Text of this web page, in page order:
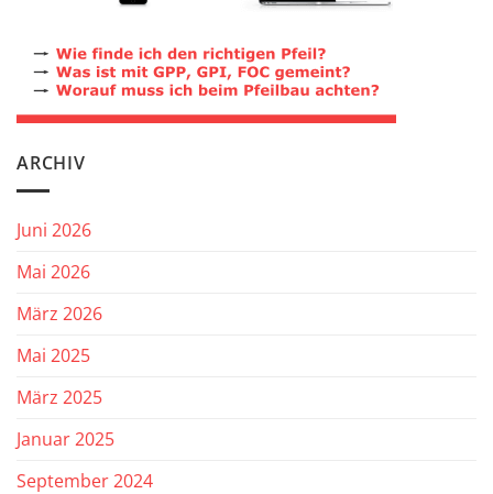
ARCHIV
Juni 2026
Mai 2026
März 2026
Mai 2025
März 2025
Januar 2025
September 2024